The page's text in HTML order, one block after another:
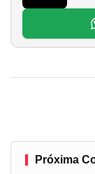
Próxima